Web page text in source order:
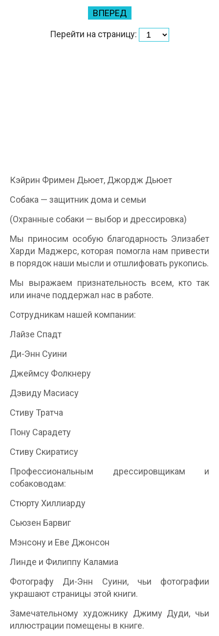
ВПЕРЕД
Перейти на страницу:
Кэйрин Фримен Дьюет, Джордж Дьюет
Собака — защитник дома и семьи
(Охранные собаки — выбор и дрессировка)
Мы приносим особую благодарность Элизабет
Харди Маджерс, которая помогла нам привести
в порядок наши мысли и отшлифовать рукопись.
Мы выражаем признательность всем, кто так
или иначе поддержал нас в работе.
Сотрудникам нашей компании:
Лайзе Спадт
Ди-Энн Суини
Джеймсу Фолкнеру
Дэвиду Масиасу
Стиву Тратча
Пону Сарадету
Стиву Скиратису
Профессиональным дрессировщикам и
собаководам:
Стюрту Хиллиарду
Сьюзен Барвиг
Мэнсону и Еве Джонсон
Линде и Филиппу Каламиа
Фотографу Ди-Энн Суини, чьи фотографии
украшают страницы этой книги.
Замечательному художнику Джиму Дуди, чьи
иллюстрации помещены в книге.